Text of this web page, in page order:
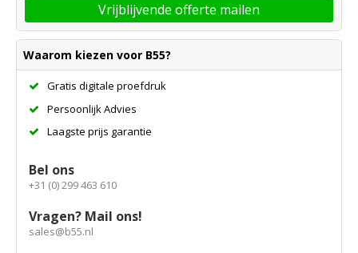
Vrijblijvende offerte mailen
Waarom kiezen voor B55?
Gratis digitale proefdruk
Persoonlijk Advies
Laagste prijs garantie
Bel ons
+31 (0) 299 463 610
Vragen? Mail ons!
sales@b55.nl